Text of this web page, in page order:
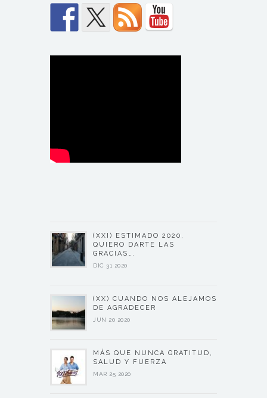
(XXI) ESTIMADO 2020,
QUIERO DARTE LAS
GRACIAS….
DIC 31 2020
(XX) CUANDO NOS ALEJAMOS
DE AGRADECER
JUN 20 2020
MÁS QUE NUNCA GRATITUD,
SALUD Y FUERZA
MAR 25 2020